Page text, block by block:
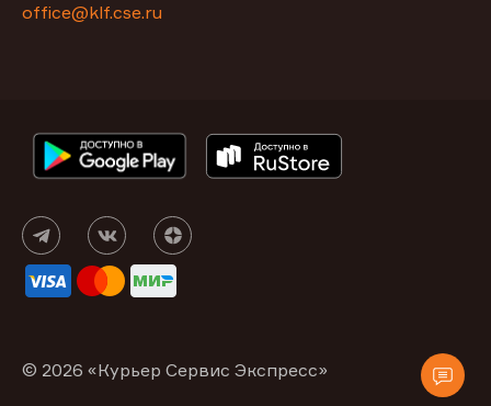
office@klf.cse.ru
© 2026 «Курьер Сервис Экспресс»